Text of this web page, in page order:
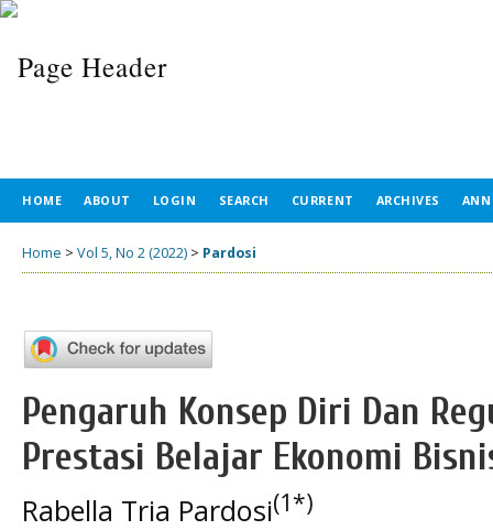
HOME ABOUT LOGIN SEARCH CURRENT ARCHIVES
Home > Vol 5, No 2 (2022) > Pardosi
Pengaruh Konsep Diri Dan
Prestasi Belajar Ekonomi
Rabella Tria Pardosi(1*)